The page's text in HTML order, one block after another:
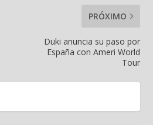
PRÓXIMO
Duki anuncia su paso por
España con Ameri World
Tour